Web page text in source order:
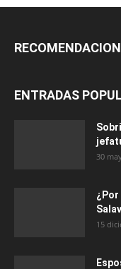
ENTRADAS
30
15